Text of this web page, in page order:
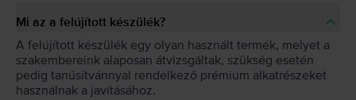
Mi az a felújított készülék?
A felújított készülék egy olyan használt termék, melyet a
szakembereink alaposan átvizsgáltak, szükség esetén
pedig tanúsítvánnyal rendelkező prémium alkatrészeket
használnak a javításához.